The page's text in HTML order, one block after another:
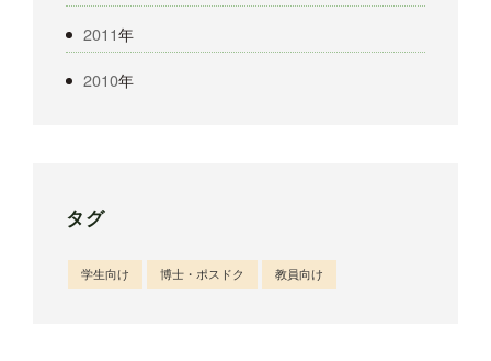
2011年
2010年
タグ
学生向け 博士・ポスドク 教員向け